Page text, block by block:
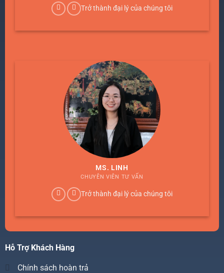
Trở thành đại lý của chúng tôi
MS. LINH
CHUYÊN VIÊN TƯ VẤN
Trở thành đại lý của chúng tôi
Hỗ Trợ Khách Hàng
Chính sách hoàn trả